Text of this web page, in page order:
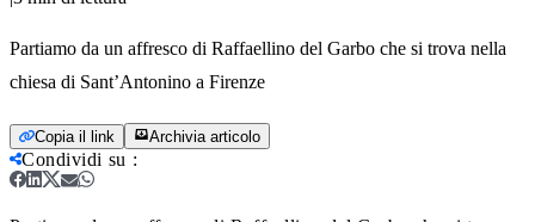
Partiamo da un affresco di Raffaellino del Garbo che si trova nella
chiesa di Sant’Antonino a Firenze
Copia il link Archivia articolo
Condividi su :